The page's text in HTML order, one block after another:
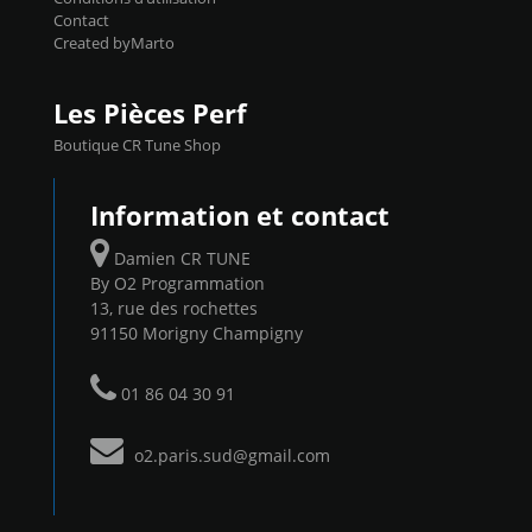
Contact
Created byMarto
Les Pièces Perf
Boutique CR Tune Shop
Information et contact
Damien CR TUNE
By O2 Programmation
13, rue des rochettes
91150 Morigny Champigny
01 86 04 30 91
o2.paris.sud@gmail.com